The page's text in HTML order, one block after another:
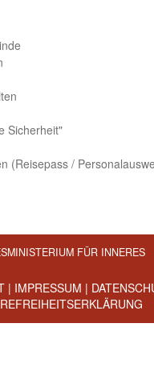
Sicherheit"
(Reise­pass /
FÜR INNERES
| IMPRESSUM |